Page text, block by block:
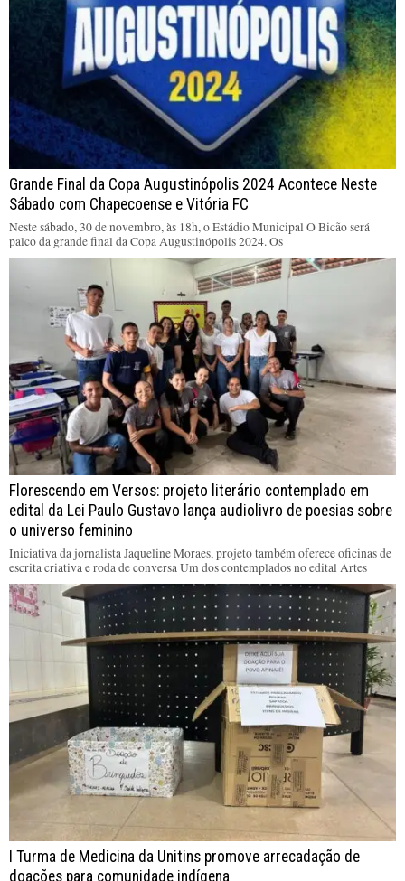
Grande Final da Copa Augustinópolis 2024 Acontece Neste
Sábado com Chapecoense e Vitória FC
Neste sábado, 30 de novembro, às 18h, o Estádio Municipal O Bicão será
palco da grande final da Copa Augustinópolis 2024. Os
Florescendo em Versos: projeto literário contemplado em
edital da Lei Paulo Gustavo lança audiolivro de poesias sobre
o universo feminino
Iniciativa da jornalista Jaqueline Moraes, projeto também oferece oficinas de
escrita criativa e roda de conversa Um dos contemplados no edital Artes
I Turma de Medicina da Unitins promove arrecadação de
doações para comunidade indígena